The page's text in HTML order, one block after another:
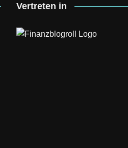
Vertreten in